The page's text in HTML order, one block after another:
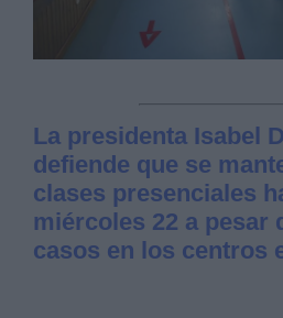
La presidenta Isabel
defiende que se
clases presenciales
miércoles 22 a pesar
casos en los centros